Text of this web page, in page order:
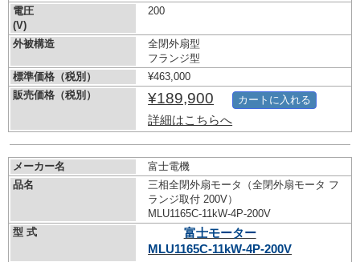
電圧
(V)
200
外被構造
全閉外扇型
フランジ型
標準価格（税別）
¥463,000
販売価格（税別）
¥189,900
詳細はこちらへ
カートに入れる
メーカー名
富士電機
品名
三相全閉外扇モータ（全閉外扇モータ フ
ランジ取付 200V）
MLU1165C-11kW-4P-200V
型 式
富士モーター
MLU1165C-11kW-4P-200V